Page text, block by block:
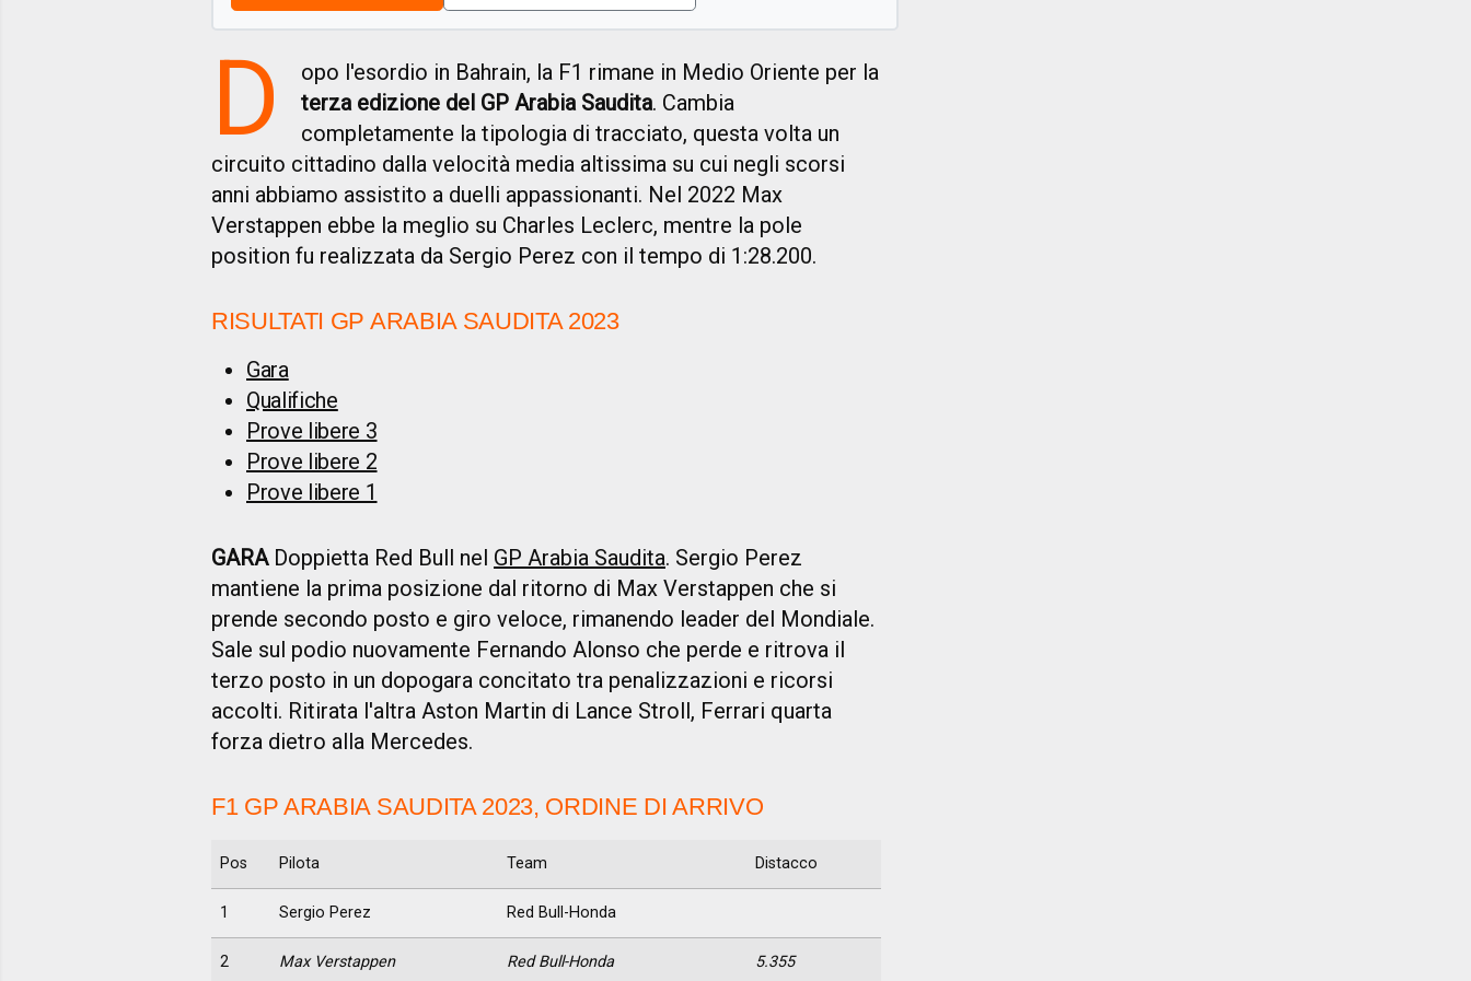
D
opo l'esordio in Bahrain, la F1 rimane in Medio Oriente per la
terza edizione del GP Arabia Saudita. Cambia
completamente la tipologia di tracciato, questa volta un
circuito cittadino dalla velocità media altissima su cui negli scorsi
anni abbiamo assistito a duelli appassionanti. Nel 2022 Max
Verstappen ebbe la meglio su Charles Leclerc, mentre la pole
position fu realizzata da Sergio Perez con il tempo di 1:28.200.
RISULTATI GP ARABIA SAUDITA 2023
Gara
Qualifiche
Prove libere 3
Prove libere 2
Prove libere 1
GARA Doppietta Red Bull nel GP Arabia Saudita. Sergio Perez
mantiene la prima posizione dal ritorno di Max Verstappen che si
prende secondo posto e giro veloce, rimanendo leader del Mondiale.
Sale sul podio nuovamente Fernando Alonso che perde e ritrova il
terzo posto in un dopogara concitato tra penalizzazioni e ricorsi
accolti. Ritirata l'altra Aston Martin di Lance Stroll, Ferrari quarta
forza dietro alla Mercedes.
F1 GP ARABIA SAUDITA 2023, ORDINE DI ARRIVO
Pos Pilota Team Distacco
1 Sergio Perez Red Bull-Honda
2 Max Verstappen Red Bull-Honda 5.355